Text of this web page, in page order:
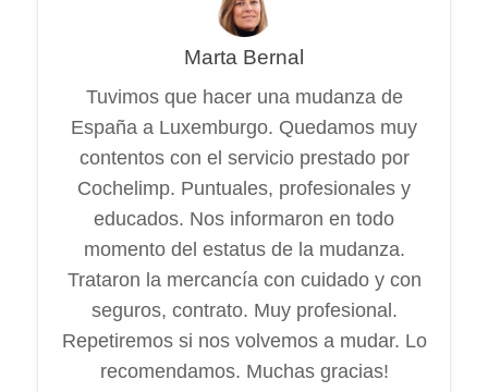
Marta Bernal
Tuvimos que hacer una mudanza de
España a Luxemburgo. Quedamos muy
contentos con el servicio prestado por
Cochelimp. Puntuales, profesionales y
educados. Nos informaron en todo
momento del estatus de la mudanza.
Trataron la mercancía con cuidado y con
seguros, contrato. Muy profesional.
Repetiremos si nos volvemos a mudar. Lo
recomendamos. Muchas gracias!